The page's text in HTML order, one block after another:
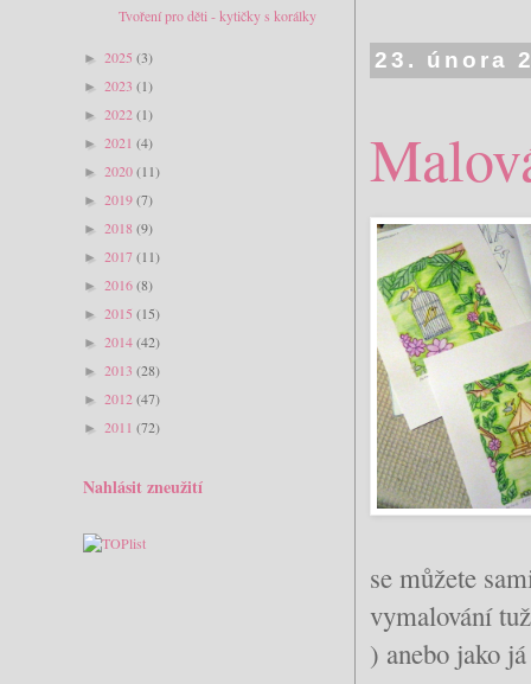
23. února
se můžete
vymalování
) anebo jako
Tvoření pro děti - kytičky s korálky
► 2025 (3)
► 2023 (1)
► 2022(1)
► 2021 (4)
► 2020(11)
► 2019(7)
► 2018 (9)
► 2017(11)
► 2016(8)
► 2015 (15)
► 2014(42)
► 2013 (28)
► 2012(47)
► 2011 (72)
Nahlásit zneužití